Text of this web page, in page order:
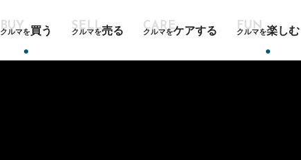
クルマを買う クルマを売る クルマをケアする クルマを楽しむ